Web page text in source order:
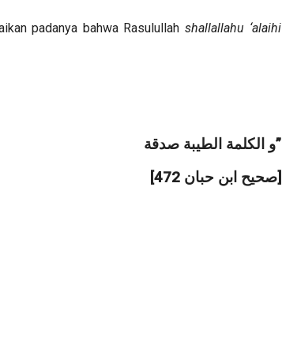
padanya bahwa Rasulullah shallallahu ‘alaihi
‎ﻭ ﺍﻟﻜﻠﻤﺔ ﺍﻟﻄﻴﺒﺔ ﺻﺪﻗﺔ”
‎[ﺻﺤﻴﺢ ﺍﺑﻦ ﺣﺒﺎﻥ 472]